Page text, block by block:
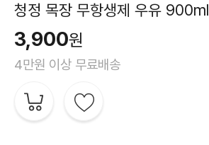
청정 목장 무항생제 우유 900ml
3,900원
4만원 이상 무료배송